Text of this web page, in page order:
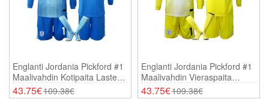
Englanti Jordania Pickford #1
Maalivahdin Kotipaita Lasten
MM-Kisat 2026 Pitkähihainen
(+ Shortsit)
43.75€109.38€
Englanti Jordania Pickford #1
Maalivahdin Vieraspaita
Lasten MM-Kisat 2026
Pitkähihainen (+ Shortsit)
43.75€109.38€